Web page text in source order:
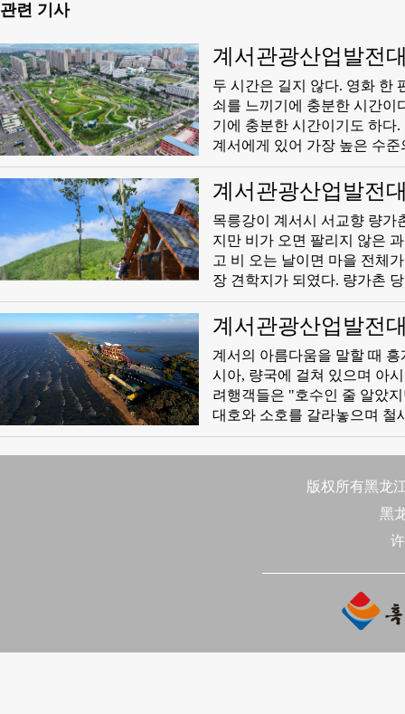
관련 기사
계서관광산업발전
두 시간은 길지 않다. 영화 한
쇠를 느끼기에 충분한 시간이
기에 충분한 시간이기도 하다
계서에게 있어 가장 높은 수
명함을 내밀 소중한 기회이다
이미 두차례의 '동북슈퍼리그
대형 시험이라면 계서가 내
개척 정신, 탄광 도시의 특색
서는 모두가 바라던 한 골이
관중이 흩어질 때 연변에서
영상을 소셜 플랫폼에 올리며
수 없어 다시 오고 싶어요."
셜미디어에 경기 영상과 인증
'공식 사진'을 릉가했다.
계서관광산업발전
목릉강이 계서시 서교향 량가
지만 비가 오면 팔리지 않은
고 비 오는 날이면 마을 전체
장 견학지가 되였다. 량가촌 당지부 부서기 장영옥(张永玉, 52)은 마을 사람들이 '큰아저씨'로 부를 만
큼 수년간 쉼없이 달려왔다.
타일, 작은 쇠사슬 길이까지
려 목릉강으로 합류한다. 예
재 이 계곡물은 20m 높이를
촌은 100일만에 페허에서 '전
득해 이룬 성과다.
계서관광산업발전
계서의 아름다움을 말할 때
시아, 량국에 걸쳐 있으며 아
려행객들은 "호수인 줄 알았지만 바다
대호와 소호를 갈라놓으며 철
지로 '신개류 문화'를 간직했
다. 신중국 성립 후 수만명의
5개소의 현대화된 방문객 센
版权所有黑龙
黑